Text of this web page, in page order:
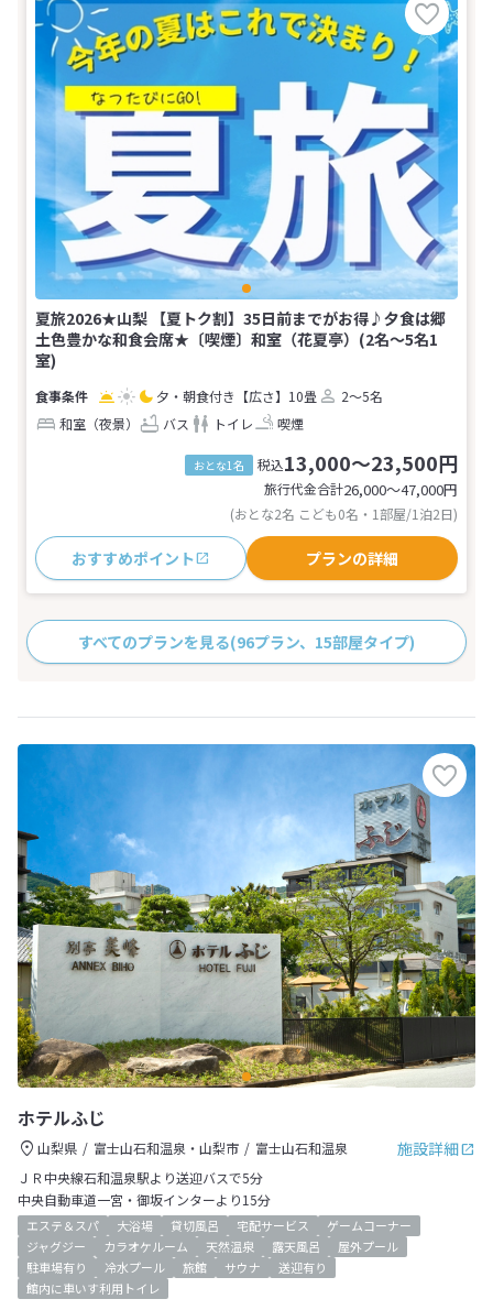
夏旅2026★山梨 【夏トク割】35日前までがお得♪夕食は郷
土色豊かな和食会席★〔喫煙〕和室（花夏亭）(2名～5名1
室)
夕・朝食付き 【広さ】10畳
2～5名
和室（夜景）
バス トイレ 喫煙
おとな1名 税込13,000～23,500円
旅行代金合計26,000〜47,000円
(おとな2名 こども0名・1部屋/1泊2日)
おすすめポイント プランの詳細
すべてのプランを見る(96プラン、15部屋タイプ)
ホテルふじ
施設詳細
山梨県 富士山石和温泉・山梨市
富士山石和温泉
ＪＲ中央線石和温泉駅より送迎バスで5分
中央自動車道一宮・御坂インターより15分
エステ＆スパ 大浴場 貸切風呂 宅配サービス
ゲームコーナー
ジャグジー
カラオケルーム 天然温泉 露天風呂
屋外プール
駐車場有り
冷水プール 旅館 サウナ
送迎有り
館内に車いす利用トイレ